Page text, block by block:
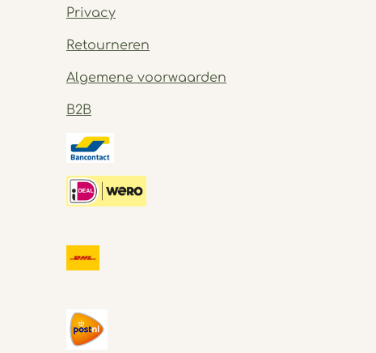
Privacy
Retourneren
Algemene voorwaarden
B2B